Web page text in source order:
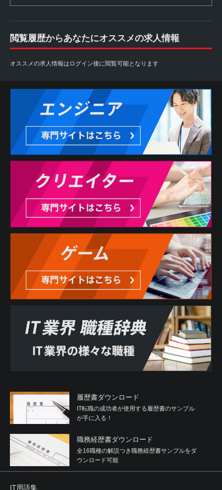
閲覧履歴からあなたにオススメの求人情報
オススメの求人情報はログイン後に閲覧可能となります
履歴書ダウンロード
IT転職の成功者が使用する履歴書のサンプル
が手に入る！
職務経歴書ダウンロード
全16職種の解説つき職務経歴書サンプルをダ
ウンロード可能
IT用語集